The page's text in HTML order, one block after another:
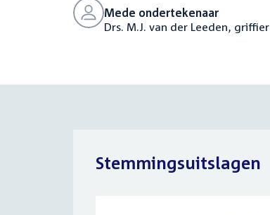
Mede ondertekenaar
Drs. M.J. van der Leeden, griffier
Stemmingsuitslagen